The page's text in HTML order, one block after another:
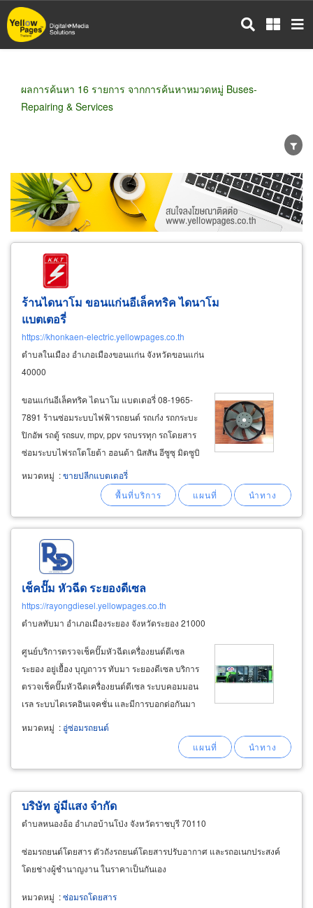
ข้าม
ไป
ผลการค้นหา 16 รายการ จากการค้นหาหมวดหมู่ Buses-
Repairing & Services
ขายส่ง ขายปลีก ผู้ผลิต
ตัวแทนจัดจำหน่าย
ผู้ส่งออก/นำเข้า
ธุรกิจบริการ
ร้านไดนาโม ขอนแก่นอีเล็คทริค ไดนาโม
แบตเตอรี่
https://khonkaen-electric.yellowpages.co.th
ตำบลในเมือง อำเภอเมืองขอนแก่น จังหวัดขอนแก่น
40000
ขอนแก่นอีเล็คทริค ไดนาโม แบตเตอรี่ 08-1965-
7891 ร้านซ่อมระบบไฟฟ้ารถยนต์ รถเก๋ง รถกระบะ
ปิกอัพ รถตู้ รถsuv, mpv, ppv รถบรรทุก รถโดยสาร
ซ่อมระบบไฟรถโตโยต้า ฮอนด้า นิสสัน อีซูซุ มิตซูบิ
ชิ มาสด้า ซูซูกิ ซูบารุ เชฟโรเลต ฟอร์ด เบนซ์ บีเอ็
มดับบลิว ฮีโน่ ฟูโซ่ ยูดี ร้านอยู่ถนนศรีจันทร์ ใน
เมืองขอนแก่น จำหน่ายไดนาโม
หมวดหมู่ :ขายปลีกแบตเตอรี่
เช็คปั๊ม หัวฉีด ระยองดีเซล
https://rayongdiesel.yellowpages.co.th
ตำบลทับมา อำเภอเมืองระยอง จังหวัดระยอง 21000
ศูนย์บริการตรวจเช็คปั๊มหัวฉีดเครื่องยนต์ดีเซล
ระยอง อยู่เยื้อง บุญถาวร ทับมา ระยองดีเซล บริการ
ตรวจเช็คปั๊มหัวฉีดเครื่องยนต์ดีเซล ระบบคอมมอน
เรล ระบบไดเรคอินเจคชั่น และมีการบอกต่อกันมา
จากลูกค้าแนะนำมาใช้บริการที่ ระยองแนะนำมา
ใช้บริการที่ ระยองดีเซล อยู่เยื้อง บุญถาวร ทับมา
หมวดหมู่ : อู่ซ่อมรถยนต์
บริษัท อู่มีแสง จำกัด
ตำบลหนองอ้อ อำเภอบ้านโป่ง จังหวัดราชบุรี 70110
ซ่อมรถยนต์โดยสาร ตัวถังรถยนต์โดยสารปรับอากาศ และรถอเนกประสงค์
โดยช่างผู้ชำนาญงาน ในราคาเป็นกันเอง
หมวดหมู่ :ซ่อมรถโดยสาร